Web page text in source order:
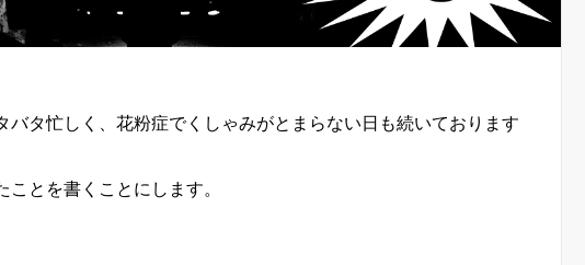
バタ忙しく、花粉症でくしゃみがとまらない日も続いております
とを書くことにします。